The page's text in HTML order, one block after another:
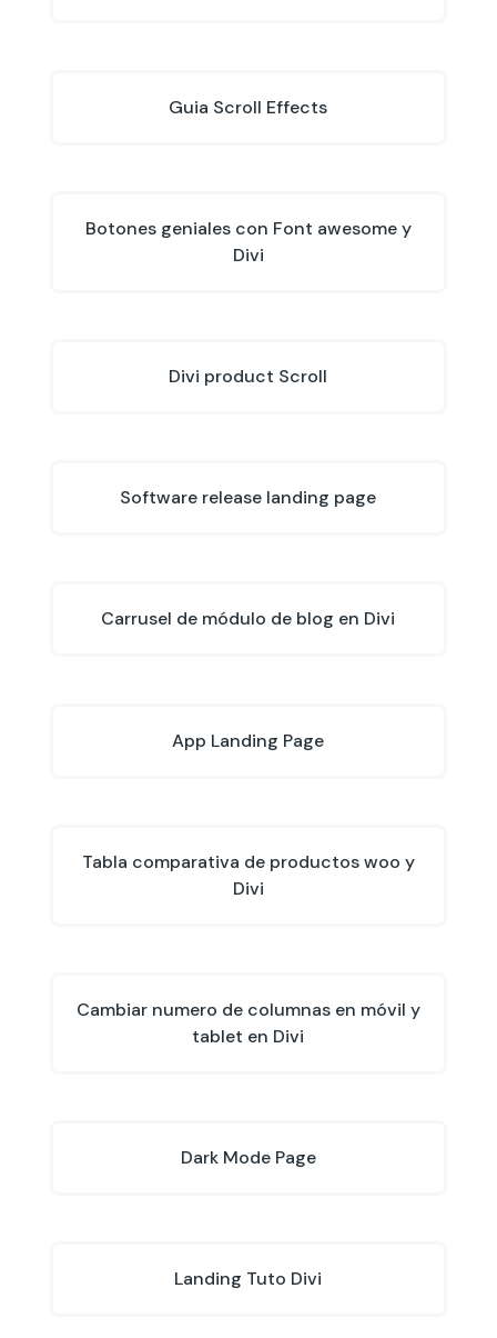
Guia Scroll Effects
Botones geniales con Font awesome y
Divi
Divi product Scroll
Software release landing page
Carrusel de módulo de blog en Divi
App Landing Page
Tabla comparativa de productos woo y
Divi
Cambiar numero de columnas en móvil y
tablet en Divi
Dark Mode Page
Landing Tuto Divi